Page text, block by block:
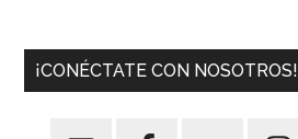
¡CONÉCTATE CON NOSOTROS!